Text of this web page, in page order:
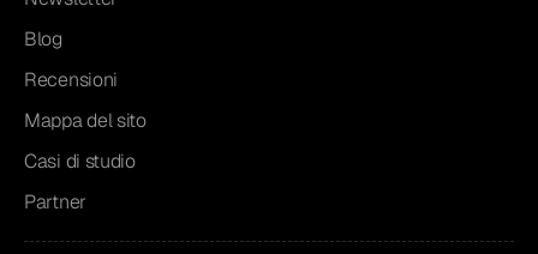
Blog
Recensioni
Mappa del sito
Casi di studio
Partner